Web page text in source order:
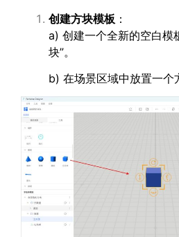
创建方块模板 ：
a) 创建一个全新的空白模
块”。
b) 在场景区域中放置一个